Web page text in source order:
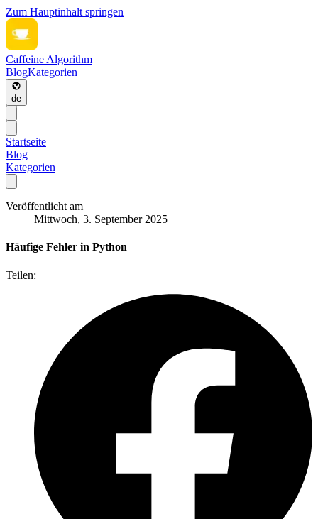
Zum Hauptinhalt springen
Caffeine Algorithm
BlogKategorien
de
Startseite
Blog
Kategorien
Veröffentlicht am
Mittwoch, 3. September 2025
Häufige Fehler in Python
Teilen: